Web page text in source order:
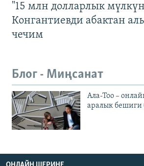
"15 млн долларлык
Конгантиевди абактан
чечим
Блог - Миңсанат
Ала-Тоо –
аралык бешиги